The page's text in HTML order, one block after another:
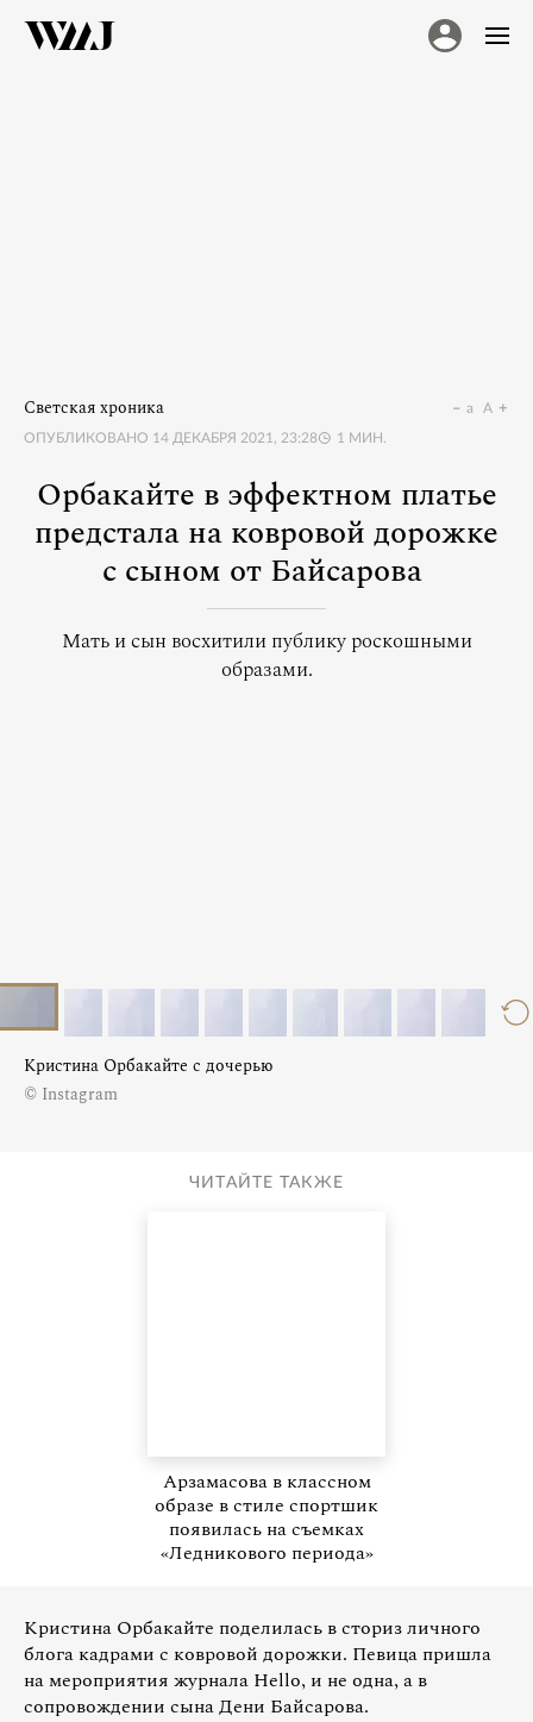
Светская хроника
ОПУБЛИКОВАНО 14 ДЕКАБРЯ 2021, 23:28 1 МИН.
a A
Орбакайте в эффектном платье
предстала на ковровой дорожке
с сыном от Байсарова
Мать и сын восхитили публику роскошными
образами.
Кристина Орбакайте с дочерью
© Instagram
ЧИТАЙТЕ ТАКЖЕ
Арзамасова в классном
образе в стиле спортшик
появилась на съемках
«Ледникового периода»
Кристина Орбакайте поделилась в сториз личного
блога кадрами с ковровой дорожки. Певица пришла
на мероприятия журнала Hello, и не одна, а в
сопровождении сына Дени Байсарова.